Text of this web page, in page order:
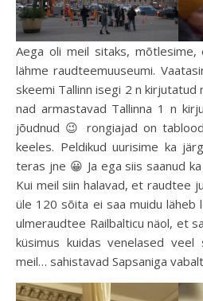
Aega oli meil sitaks,
lähme raudteemuuseumi.
skeemi Tallinn isegi 2 n kirjutatud
nad armastavad Tallinna 1 n
jõudnud 😉 rongiajad on
keeles. Peldikud uurisime ka
teras jne 😀 Ja ega siis saanud
Kui meil siin halavad, et raudtee
üle 120 sõita ei saa muidu läheb
ulmeraudtee Railbalticu näol, et
küsimus kuidas venelased
meil… sahistavad Sapsaniga